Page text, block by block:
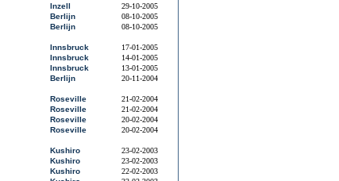
Inzell
29-10-2005
Berlijn
08-10-2005
Berlijn
08-10-2005
Innsbruck
17-01-2005
Innsbruck
14-01-2005
Innsbruck
13-01-2005
Berlijn
20-11-2004
Roseville
21-02-2004
Roseville
21-02-2004
Roseville
20-02-2004
Roseville
20-02-2004
Kushiro
23-02-2003
Kushiro
23-02-2003
Kushiro
22-02-2003